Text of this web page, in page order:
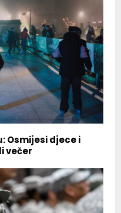
Osmijesi djece i
večer